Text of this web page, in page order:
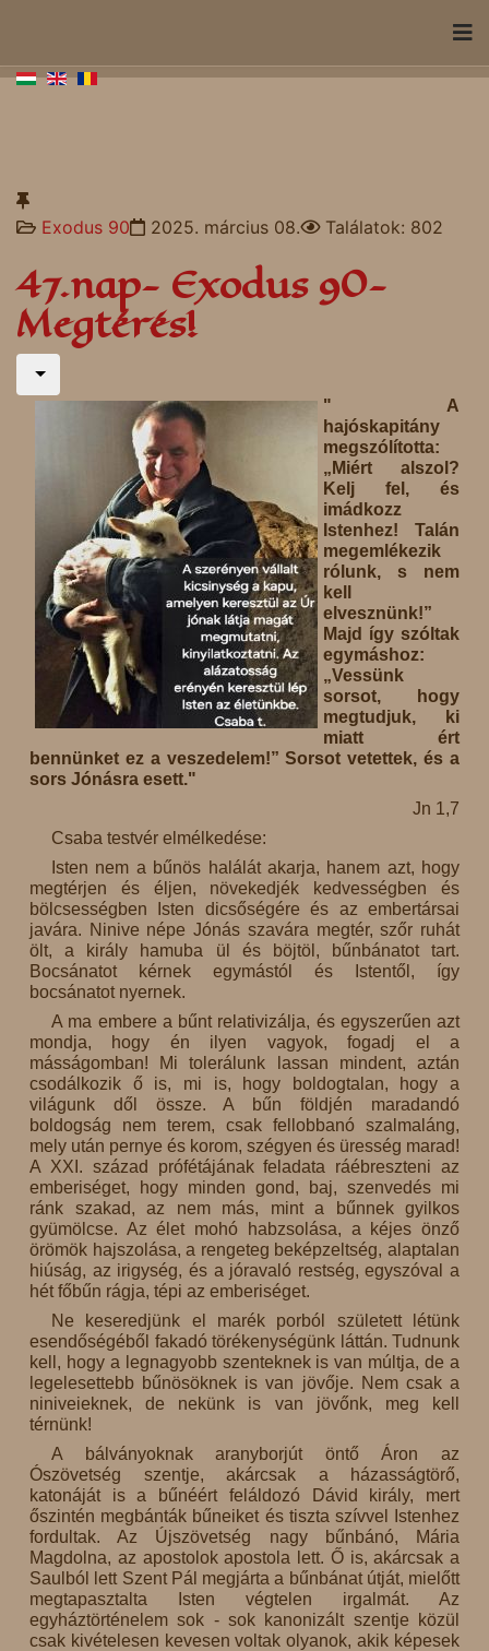
Exodus 90 2025. március 08. Találatok: 802
47.nap- Exodus 90-
Megtérés!
" A
hajóskapitány
megszólította:
„Miért alszol?
Kelj fel, és
imádkozz
Istenhez! Talán
megemlékezik
rólunk, s nem
kell
elvesznünk!”
Majd így szóltak
egymáshoz:
„Vessünk
sorsot, hogy
megtudjuk, ki
miatt ért
bennünket ez a veszedelem!” Sorsot vetettek, és a
sors Jónásra esett."
Jn 1,7
Csaba testvér elmélkedése:
Isten nem a bűnös halálát akarja, hanem azt, hogy
megtérjen és éljen, növekedjék kedvességben és
bölcsességben Isten dicsőségére és az embertársai
javára. Ninive népe Jónás szavára megtér, szőr ruhát
ölt, a király hamuba ül és böjtöl, bűnbánatot tart.
Bocsánatot kérnek egymástól és Istentől, így
bocsánatot nyernek.
A ma embere a bűnt relativizálja, és egyszerűen azt
mondja, hogy én ilyen vagyok, fogadj el a
másságomban! Mi tolerálunk lassan mindent, aztán
csodálkozik ő is, mi is, hogy boldogtalan, hogy a
világunk dől össze. A bűn földjén maradandó
boldogság nem terem, csak fellobbanó szalmaláng,
mely után pernye és korom, szégyen és üresség marad!
A XXI. század prófétájának feladata ráébreszteni az
emberiséget, hogy minden gond, baj, szenvedés mi
ránk szakad, az nem más, mint a bűnnek gyilkos
gyümölcse. Az élet mohó habzsolása, a kéjes önző
örömök hajszolása, a rengeteg beképzeltség, alaptalan
hiúság, az irigység, és a jóravaló restség, egyszóval a
hét főbűn rágja, tépi az emberiséget.
Ne keseredjünk el marék porból született létünk
esendőségéből fakadó törékenységünk láttán. Tudnunk
kell, hogy a legnagyobb szenteknek is van múltja, de a
legelesettebb bűnösöknek is van jövője. Nem csak a
niniveieknek, de nekünk is van jövőnk, meg kell
térnünk!
A bálványoknak aranyborjút öntő Áron az
Ószövetség szentje, akárcsak a házasságtörő,
katonáját is a bűnéért feláldozó Dávid király, mert
őszintén megbánták bűneiket és tiszta szívvel Istenhez
fordultak. Az Újszövetség nagy bűnbánó, Mária
Magdolna, az apostolok apostola lett. Ő is, akárcsak a
Saulból lett Szent Pál megjárta a bűnbánat útját, mielőtt
megtapasztalta Isten végtelen irgalmát. Az
egyháztörténelem sok - sok kanonizált szentje közül
csak kivételesen kevesen voltak olyanok, akik képesek